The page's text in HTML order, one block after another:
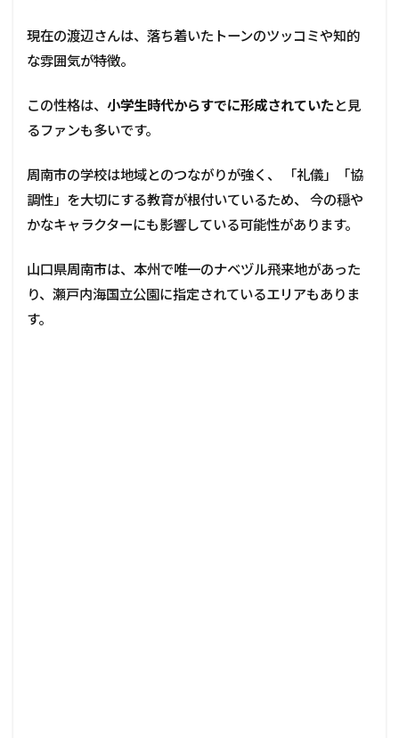
現在の渡辺さんは、落ち着いたトーンのツッコミや知的
な雰囲気が特徴。
この性格は、 小学生時代からすでに形成されていた と見
るファンも多いです。
周南市の学校は地域とのつながりが強く、 「礼儀」「協
調性」を大切にする教育が根付いているため、 今の穏や
かなキャラクターにも影響している可能性があります。
山口県周南市は、本州で唯一のナベヅル飛来地があった
り、瀬戸内海国立公園に指定されているエリアもありま
す。